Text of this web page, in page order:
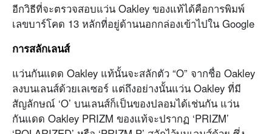
อีกวิธีที่จะตรวจสอบแว่น Oakley ของแท้ได้คือการพิมพ์
เลขบาร์โคด 13 หลักที่อยู่ด้านนอกกล่องเข้าไปใน Google
การสลักเลนส์
แว่นกันแดด Oakley แท้นั้นจะสลักตัว “O” จากชื่อ Oakley
ลงบนเลนส์ด้วยเลเซอร์ แต่ถึงอย่างนั้นแว่น Oakley ที่มี
สัญลักษณ์ ‘O’ บนเลนส์ก็เป็นของปลอมได้เช่นกัน แว่น
กันแดด Oakley PRIZM ของแท้จะปรากฏ ‘PRIZM’